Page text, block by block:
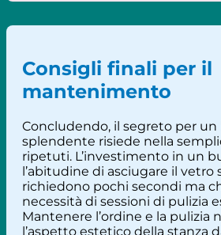
Consigli finali per il
mantenimento
Concludendo, il segreto per un
splendente risiede nella
ripetuti. L’investimento in un
l’abitudine di asciugare il vetro
richiedono pochi secondi ma
necessità di sessioni di pulizia
Mantenere l’ordine e la pulizia
l’aspetto estetico della stanza